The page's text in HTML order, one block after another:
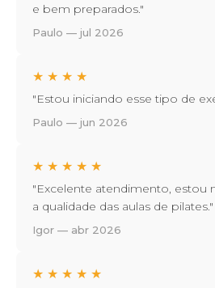
e bem preparados."
Paulo — jul 2026
★ ★ ★ ★
"Estou iniciando esse tipo de
Paulo — jun 2026
★ ★ ★ ★ ★
"Excelente atendimento, estou
a qualidade das aulas de pilates."
Igor — abr 2026
★ ★ ★ ★ ★